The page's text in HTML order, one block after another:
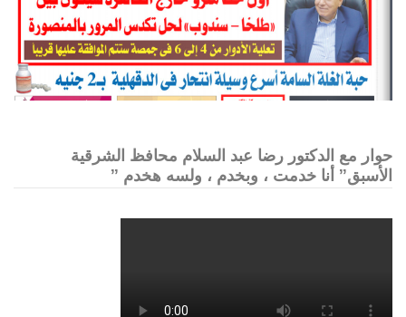
حوار مع الدكتور رضا عبد السلام محافظ الشرقية
الأسبق” أنا خدمت ، وبخدم ، ولسه هخدم ”